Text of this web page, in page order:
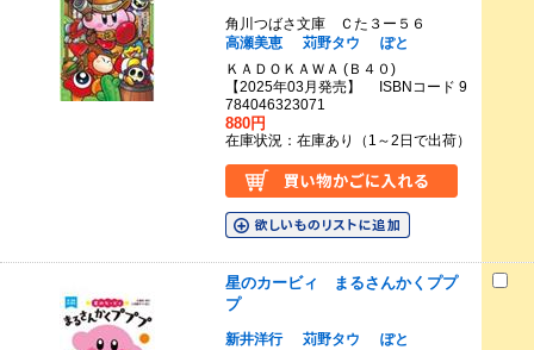
角川つばさ文庫 Ｃた３ー５６
高瀬美恵
苅野タウ
ぽと
ＫＡＤＯＫＡＷＡ (Ｂ４０)
【2025年03月発売】 ISBNコード 9
784046323071
880円
在庫状況：在庫あり（1～2日で出荷）
星のカービィ まるさんかくププ
プ
新井洋行 苅野タウ
ぽと